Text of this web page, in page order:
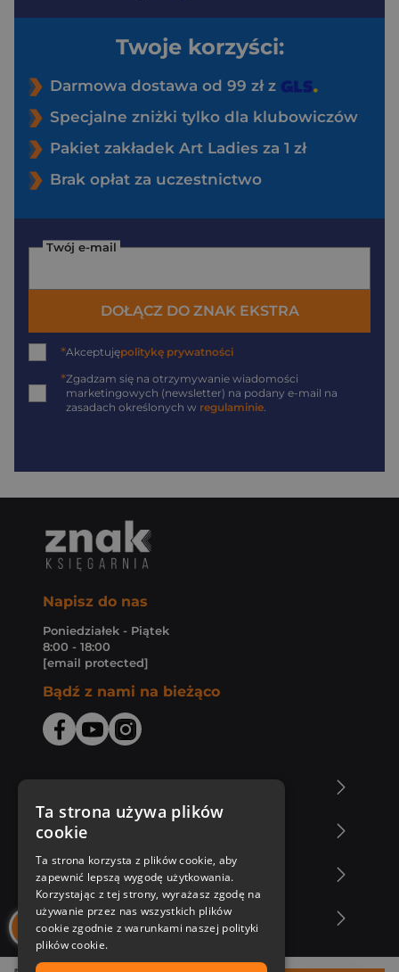
Twoje korzyści:
Darmowa dostawa od 99 zł z
Specjalne zniżki tylko dla klubowiczów
Pakiet zakładek Art Ladies za 1 zł
Brak opłat za uczestnictwo
Twój e-mail
DOŁĄCZ DO ZNAK EKSTRA
*Akceptujępolitykę prywatności
*Zgadzam się na otrzymywanie wiadomości
marketingowych (newsletter) na podany e-mail na
zasadach określonych w regulaminie.
Napisz do nas
Poniedziałek - Piątek
8:00 - 18:00
[email protected]
Bądź z nami na bieżąco
Zakupy u nas
Nasza oferta
Nasi autorzy
Ta strona używa plików
cookie
Ta strona korzysta z plików cookie, aby
zapewnić lepszą wygodę użytkowania.
Korzystając z tej strony, wyrażasz zgodę na
używanie przez nas wszystkich plików
cookie zgodnie z warunkami naszej polityki
plików cookie.